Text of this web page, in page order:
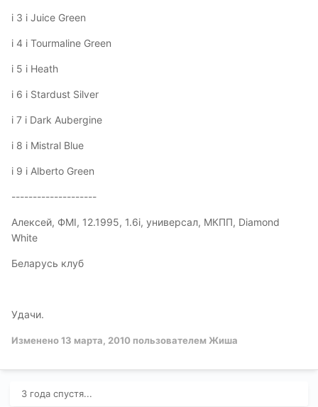
і 3 і Juice Green
і 4 і Tourmaline Green
і 5 і Heath
і 6 і Stardust Silver
і 7 і Dark Aubergine
і 8 і Mistral Blue
і 9 і Alberto Green
--------------------
Алексей, ФМI, 12.1995, 1.6i, универсал, МКПП, Diamond
White
Беларусь клуб
Удачи.
Изменено13 марта, 2010 пользователем Жиша
3 года спустя...